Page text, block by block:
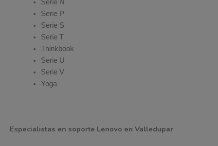
Serie N
Serie P
Serie S
Serie T
Thinkbook
Serie U
Serie V
Yoga
Especialistas en soporte Lenovo en Valledupar